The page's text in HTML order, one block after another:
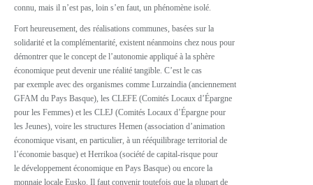
connu, mais il n’est pas, loin s’en faut, un phénomène isolé.
Fort heureusement, des réalisations communes, basées sur la
solidarité et la complémentarité, existent néanmoins chez nous pour
démontrer que le concept de l’autonomie appliqué à la sphère
économique peut devenir une réalité tangible. C’est le cas
par exemple avec des organismes comme Lurzaindia (anciennement
GFAM du Pays Basque), les CLEFE (Comités Locaux d’Épargne
pour les Femmes) et les CLEJ (Comités Locaux d’Épargne pour
les Jeunes), voire les structures Hemen (association d’animation
économique visant, en particulier, à un rééquilibrage territorial de
l’économie basque) et Herrikoa (société de capital-risque pour
le développement économique en Pays Basque) ou encore la
monnaie locale Eusko. Il faut convenir toutefois que la plupart de